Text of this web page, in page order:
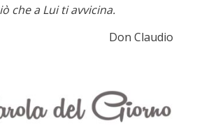
che a Lui ti avvicina.
Don Claudio